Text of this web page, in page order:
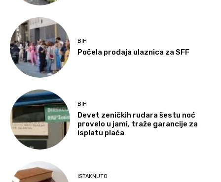
BIH
Počela prodaja ulaznica za SFF
BIH
Devet zeničkih rudara šestu noć
provelo u jami, traže garancije za
isplatu plaća
ISTAKNUTO